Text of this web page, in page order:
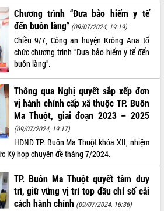
Chương trình “Đưa bảo hiểm y tế
đến buôn làng” (09/07/2024, 19:19)
Chiều 9/7, Công an huyện Krông Ana tổ
chức chương trình “Đưa bảo hiểm y tế đến
buôn làng”.
Thông qua Nghị quyết sắp xếp đơn
vị hành chính cấp xã thuộc TP. Buôn
Ma Thuột, giai đoạn 2023 – 2025
(09/07/2024, 19:17)
HĐND TP. Buôn Ma Thuột khóa XII, nhiệm
Kỳ họp chuyên đề tháng 7/2024.
TP. Buôn Ma Thuột quyết tâm duy
trì, giữ vững vị trí top đầu chỉ số cải
cách hành chính (09/07/2024, 16:36)